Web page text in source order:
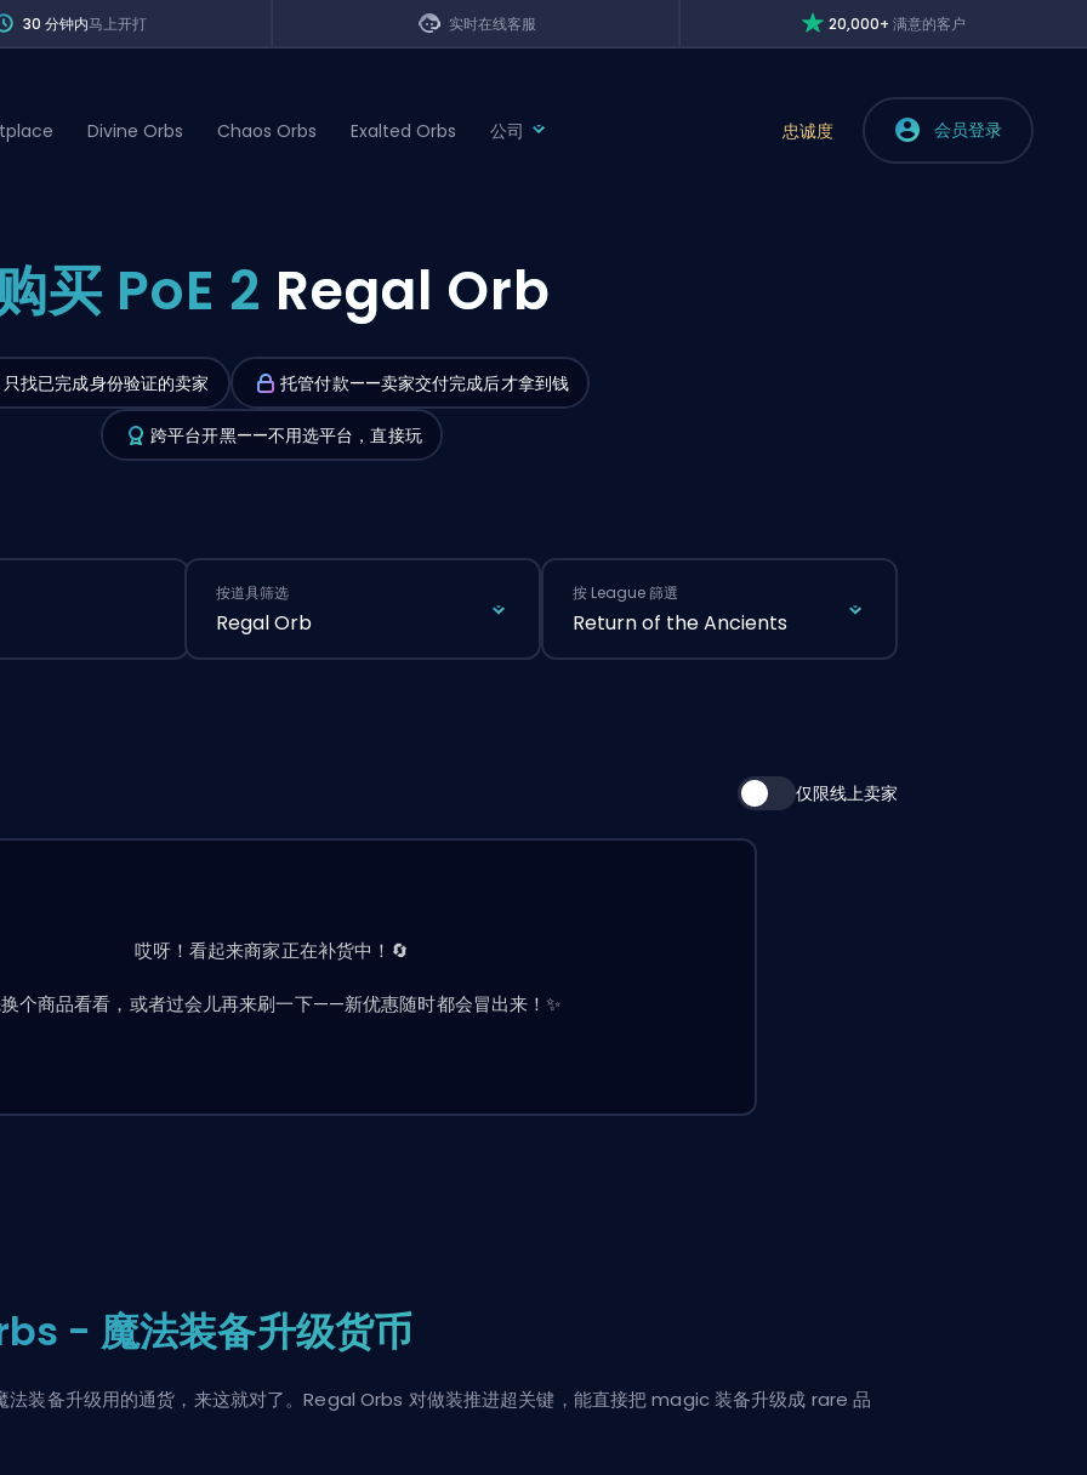
30 分钟内马上开打 实时在线客服 20,000+满意的客户
Divine Orbs Chaos Orbs Exalted Orbs 公司 忠诚度 会员登录
买 PoE 2 Regal Orb
只找已完成身份验证的卖家 托管付款——卖家交付完成后才拿到钱
跨平台开黑——不用选平台，直接玩
按道具筛选
Regal Orb
按 League 篩選
Return of the Ancients
仅限线上卖家
哎呀！看起来商家正在补货中！🔄
个商品看看，或者过会儿再来刷一下——新优惠随时都会冒出来！✨
- 魔法装备升级货币
装备升级用的通货，来这就对了。Regal Orbs 对做装推进超关键，能直接把 magic 装备升级成 rare 品